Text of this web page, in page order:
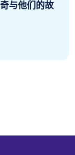
与他们的故